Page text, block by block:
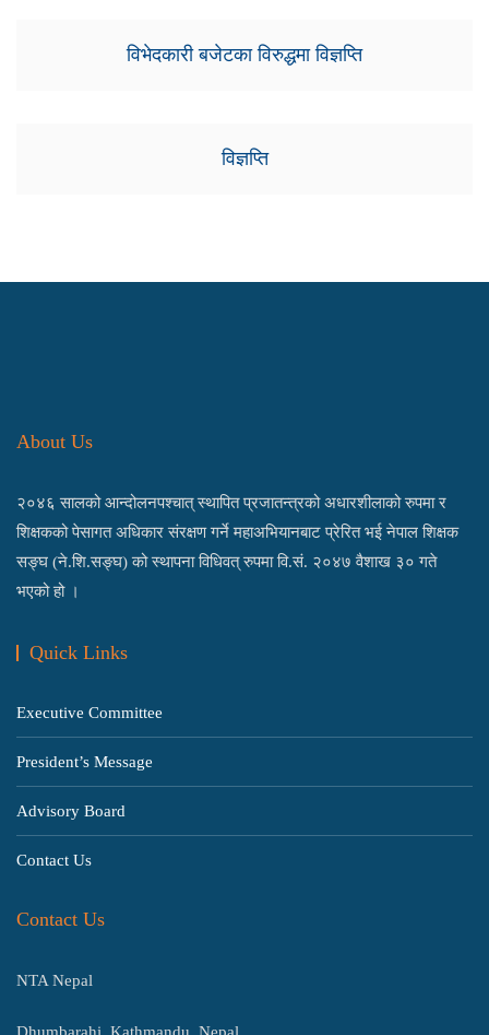
विभेदकारी बजेटका विरुद्धमा विज्ञप्ति
विज्ञप्ति
About Us
२०४६ सालको आन्दोलनपश्चात् स्थापित प्रजातन्त्रको अधारशीलाको रुपमा र
शिक्षकको पेसागत अधिकार संरक्षण गर्ने महाअभियानबाट प्रेरित भई नेपाल शिक्षक
सङ्घ (ने.शि.सङ्घ) को स्थापना विधिवत् रुपमा वि.सं. २०४७ वैशाख ३० गते
भएको हो ।
Quick Links
Executive Committee
President’s Message
Advisory Board
Contact Us
Contact Us
NTA Nepal